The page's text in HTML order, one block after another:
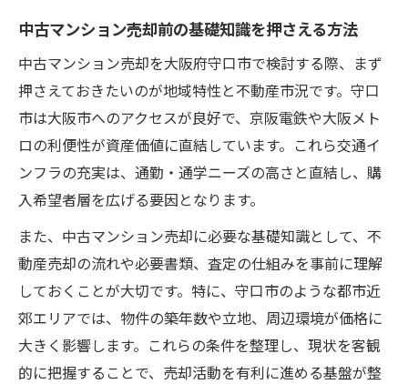
ツ
初めての売却を安心して進める守口市のコツ
中古マンション売却初心者が抱えがちな不
中古マンション売却で安心できる流れの全
体像
りやすく解説
中古マンション売却時のトラブル回避術を
中古マンション売却で信頼できる相談先を
見極める
中古マンション売却前の基礎知識を押さえる方法
中古マンション売却を大阪府守口市で検討する際、まず
押さえておきたいのが地域特性と不動産市況です。守口
市は大阪市へのアクセスが良好で、京阪電鉄や大阪メト
ロの利便性が資産価値に直結しています。これら交通イ
ンフラの充実は、通勤・通学ニーズの高さと直結し、購
入希望者層を広げる要因となります。
また、中古マンション売却に必要な基礎知識として、不
動産売却の流れや必要書類、査定の仕組みを事前に理解
しておくことが大切です。特に、守口市のような都市近
郊エリアでは、物件の築年数や立地、周辺環境が価格に
大きく影響します。これらの条件を整理し、現状を客観
的に把握することで、売却活動を有利に進める基盤が整